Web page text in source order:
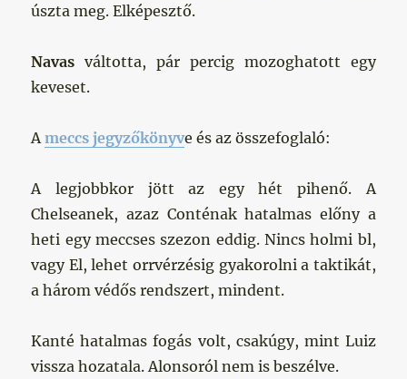
úszta meg. Elképesztő.
Navas váltotta, pár percig mozoghatott egy
keveset.
Ameccs jegyzőkönyve és az összefoglaló:
A legjobbkor jött az egy hét pihenő. A
Chelseanek, azaz Conténak hatalmas előny a
heti egy meccses szezon eddig. Nincs holmi bl,
vagy El, lehet orrvérzésig gyakorolni a taktikát,
a három védős rendszert, mindent.
Kanté hatalmas fogás volt, csakúgy, mint Luiz
vissza hozatala. Alonsoról nem is beszélve.